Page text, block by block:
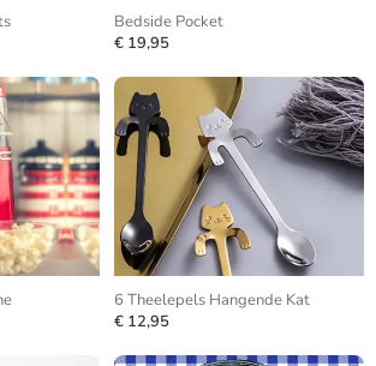
Bedside Pocket
€ 19,95
6 Theelepels Hangende Kat
€ 12,95